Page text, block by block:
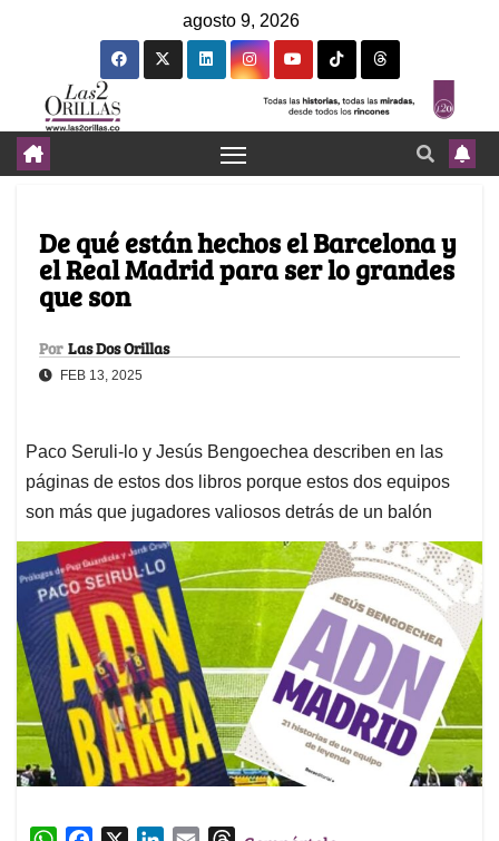
agosto 9, 2026
De qué están hechos el Barcelona y
el Real Madrid para ser lo grandes
que son
Por Las Dos Orillas
FEB 13, 2025
Paco Seruli-lo y Jesús Bengoechea describen en las
páginas de estos dos libros porque estos dos equipos
son más que jugadores valiosos detrás de un balón